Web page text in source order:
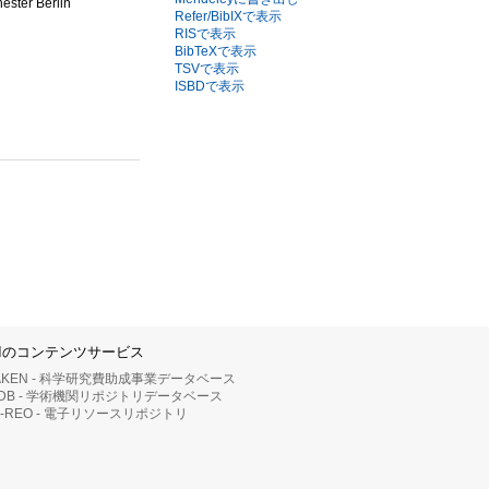
Berlin
Refer/BibIXで表示
RISで表示
BibTeXで表示
TSVで表示
ISBDで表示
コンテンツサービス
- 科学研究費助成事業データベース
- 学術機関リポジトリデータベース
REO - 電子リソースリポジトリ